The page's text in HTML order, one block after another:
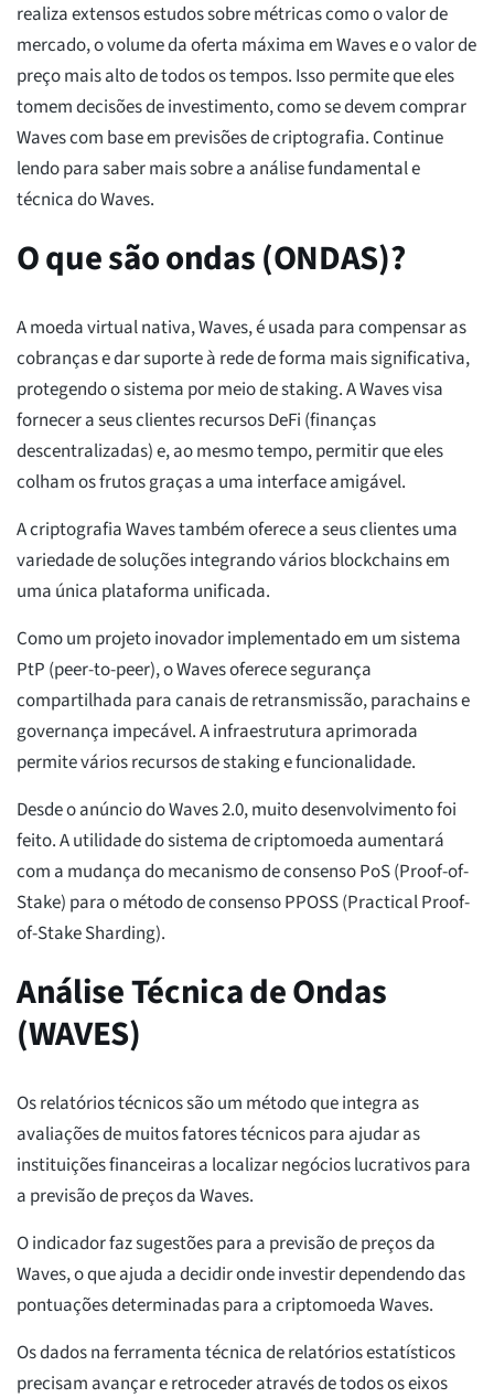
realiza extensos estudos sobre métricas como o valor de
mercado, o volume da oferta máxima em Waves e o valor de
preço mais alto de todos os tempos. Isso permite que eles
tomem decisões de investimento, como se devem comprar
Waves com base em previsões de criptografia. Continue
lendo para saber mais sobre a análise fundamental e
técnica do Waves.
O que são ondas (ONDAS)?
A moeda virtual nativa, Waves, é usada para compensar as
cobranças e dar suporte à rede de forma mais significativa,
protegendo o sistema por meio de staking. A Waves visa
fornecer a seus clientes recursos DeFi (finanças
descentralizadas) e, ao mesmo tempo, permitir que eles
colham os frutos graças a uma interface amigável.
A criptografia Waves também oferece a seus clientes uma
variedade de soluções integrando vários blockchains em
uma única plataforma unificada.
Como um projeto inovador implementado em um sistema
PtP (peer-to-peer), o Waves oferece segurança
compartilhada para canais de retransmissão, parachains e
governança impecável. A infraestrutura aprimorada
permite vários recursos de staking e funcionalidade.
Desde o anúncio do Waves 2.0, muito desenvolvimento foi
feito. A utilidade do sistema de criptomoeda aumentará
com a mudança do mecanismo de consenso PoS (Proof-of-
Stake) para o método de consenso PPOSS (Practical Proof-
of-Stake Sharding).
Análise Técnica de Ondas
(WAVES)
Os relatórios técnicos são um método que integra as
avaliações de muitos fatores técnicos para ajudar as
instituições financeiras a localizar negócios lucrativos para
a previsão de preços da Waves.
O indicador faz sugestões para a previsão de preços da
Waves, o que ajuda a decidir onde investir dependendo das
pontuações determinadas para a criptomoeda Waves.
Os dados na ferramenta técnica de relatórios estatísticos
precisam avançar e retroceder através de todos os eixos